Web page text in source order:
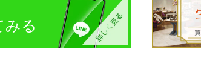
みる